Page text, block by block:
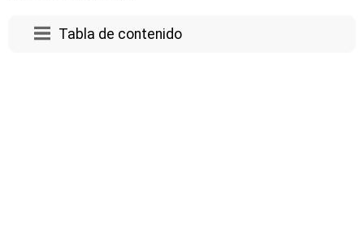
Tabla de contenido